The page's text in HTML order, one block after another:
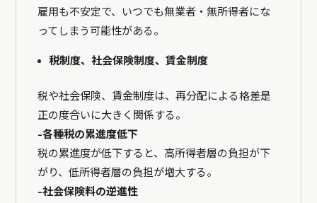
雇用も不安定で、いつでも無業者・無所得者にな
ってしまう可能性がある。
税制度、社会保険制度、賃金制度
税や社会保険、賃金制度は、再分配による格差是
正の度合いに大きく関係する。
-各種税の累進度低下
税の累進度が低下すると、高所得者層の負担が下
がり、低所得者層の負担が増大する。
-社会保険料の逆進性